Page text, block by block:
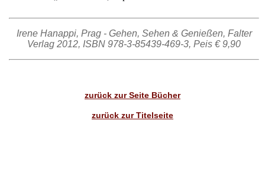
Irene Hanappi, Prag - Gehen, Sehen & Genießen, Falter
Verlag 2012, ISBN 978-3-85439-469-3, Peis € 9,90
zurück zur Seite Bücher
zurück zur Titelseite